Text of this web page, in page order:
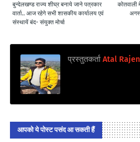
कोतवाली
बुन्देलखण्ड राज्य शीघ्र बनाये जाने पत्रकार
वार्ता.. आज रहेगे सभी शासकीय कार्यालय एवं
संस्थायें बंद- संयुक्त मोर्चा
प्रस्तुतकर्ता Atal
आपको ये पोस्ट पसंद आ सकती हैं